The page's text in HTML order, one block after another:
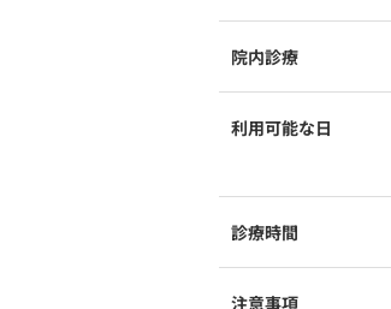
院内診療
利用可能な日
診療時間
注意事項